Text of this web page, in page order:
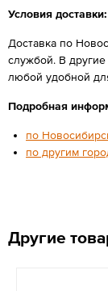
Условия доставки:
Доставка по
службой. В другие
любой удобной
Подробная
по
по другим
Другие